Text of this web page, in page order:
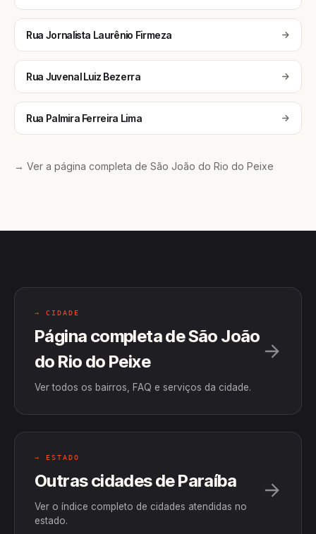
Rua Jornalista Laurênio Firmeza
Rua Juvenal Luiz Bezerra
Rua Palmira Ferreira Lima
→ Ver a página completa de São João do Rio do Peixe
→ CIDADE
Página completa de São João
do Rio do Peixe
Ver todos os bairros, FAQ e serviços da cidade.
→ ESTADO
Outras cidades de Paraíba
Ver o índice completo de cidades atendidas no
estado.